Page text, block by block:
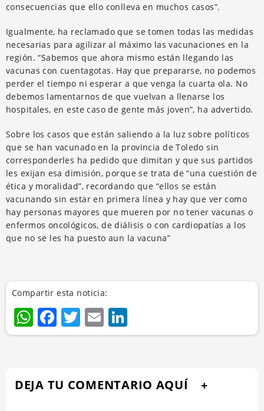
consecuencias que ello conlleva en muchos casos”.
Igualmente, ha reclamado que se tomen todas las medidas
necesarias para agilizar al máximo las vacunaciones en la
región. “Sabemos que ahora mismo están llegando las
vacunas con cuentagotas. Hay que prepararse, no podemos
perder el tiempo ni esperar a que venga la cuarta ola. No
debemos lamentarnos de que vuelvan a llenarse los
hospitales, en este caso de gente más joven”, ha advertido.
Sobre los casos que están saliendo a la luz sobre políticos
que se han vacunado en la provincia de Toledo sin
corresponderles ha pedido que dimitan y que sus partidos
les exijan esa dimisión, porque se trata de “una cuestión de
ética y moralidad”, recordando que “ellos se están
vacunando sin estar en primera línea y hay que ver como
hay personas mayores que mueren por no tener vacunas o
enfermos oncológicos, de diálisis o con cardiopatías a los
que no se les ha puesto aun la vacuna”
Compartir esta noticia:
WhatsApp
Facebook
Twitter
Email
DEJA TU COMENTARIO AQUÍ